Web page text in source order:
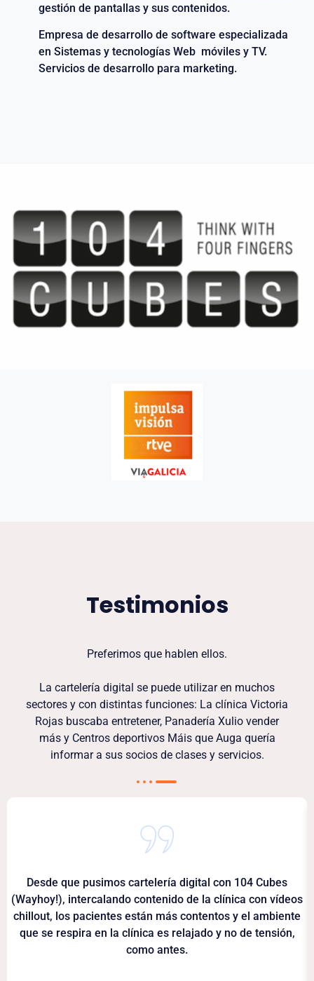
gestión de pantallas y sus contenidos.
Empresa de desarrollo de software especializada
en Sistemas y tecnologías Web móviles y TV.
Servicios de desarrollo para marketing.
Testimonios
Preferimos que hablen ellos.
La cartelería digital se puede utilizar en muchos
sectores y con distintas funciones: La clínica Victoria
Rojas buscaba entretener, Panadería Xulio vender
más y Centros deportivos Máis que Auga quería
informar a sus socios de clases y servicios.
Desde que pusimos cartelería digital con 104 Cubes
(Wayhoy!), intercalando contenido de la clínica con vídeos
chillout, los pacientes están más contentos y el ambiente
que se respira en la clínica es relajado y no de tensión,
como antes.